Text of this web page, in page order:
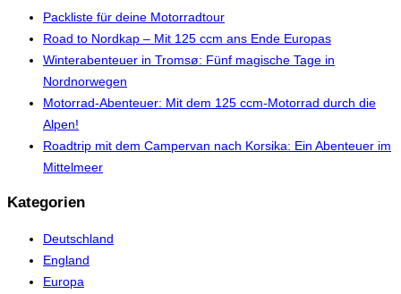
Packliste für deine Motorradtour
Road to Nordkap – Mit 125 ccm ans Ende Europas
Winterabenteuer in Tromsø: Fünf magische Tage in
Nordnorwegen
Motorrad-Abenteuer: Mit dem 125 ccm-Motorrad durch die
Alpen!
Roadtrip mit dem Campervan nach Korsika: Ein Abenteuer im
Mittelmeer
Kategorien
Deutschland
England
Europa